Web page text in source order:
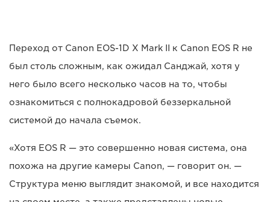
Переход от Canon EOS-1D X Mark II к Canon EOS R не
был столь сложным, как ожидал Санджай, хотя у
него было всего несколько часов на то, чтобы
ознакомиться с полнокадровой беззеркальной
системой до начала съемок.
«Хотя EOS R — это совершенно новая система, она
похожа на другие камеры Canon, — говорит он. —
Структура меню выглядит знакомой, и все находится